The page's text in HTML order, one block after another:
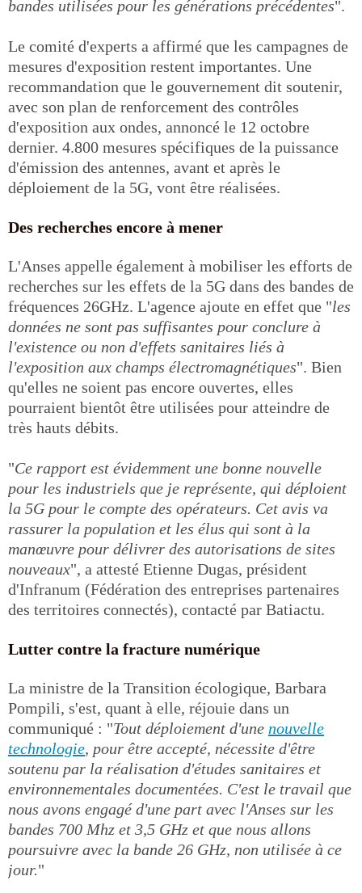
bandes utilisées pour les générations précédentes".
Le comité d'experts a affirmé que les campagnes de
mesures d'exposition restent importantes. Une
recommandation que le gouvernement dit soutenir,
avec son plan de renforcement des contrôles
d'exposition aux ondes, annoncé le 12 octobre
dernier. 4.800 mesures spécifiques de la puissance
d'émission des antennes, avant et après le
déploiement de la 5G, vont être réalisées.
Des recherches encore à mener
L'Anses appelle également à mobiliser les efforts de
recherches sur les effets de la 5G dans des bandes de
fréquences 26GHz. L'agence ajoute en effet que "les
données ne sont pas suffisantes pour conclure à
l'existence ou non d'effets sanitaires liés à
l'exposition aux champs électromagnétiques". Bien
qu'elles ne soient pas encore ouvertes, elles
pourraient bientôt être utilisées pour atteindre de
très hauts débits.
"Ce rapport est évidemment une bonne nouvelle
pour les industriels que je représente, qui déploient
la 5G pour le compte des opérateurs. Cet avis va
rassurer la population et les élus qui sont à la
manœuvre pour délivrer des autorisations de sites
nouveaux", a attesté Etienne Dugas, président
d'Infranum (Fédération des entreprises partenaires
des territoires connectés), contacté par Batiactu.
Lutter contre la fracture numérique
La ministre de la Transition écologique, Barbara
Pompili, s'est, quant à elle, réjouie dans un
communiqué : "Tout déploiement d'une nouvelle
technologie, pour être accepté, nécessite d'être
soutenu par la réalisation d'études sanitaires et
environnementales documentées. C'est le travail que
nous avons engagé d'une part avec l'Anses sur les
bandes 700 Mhz et 3,5 GHz et que nous allons
poursuivre avec la bande 26 GHz, non utilisée à ce
jour."